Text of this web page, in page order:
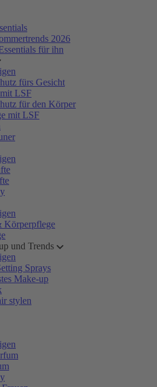
2026
für ihn
fürs Gesicht
LSF
für den Körper
mit LSF
Körperpflege
und Trends
Sprays
Make-up
stylen